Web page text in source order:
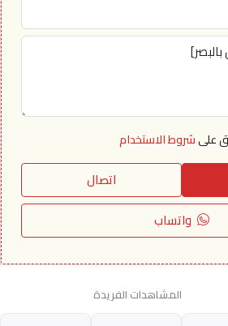
علىشروط الاستخدام
اتصال
واتساب
المشاهدات الفريدة